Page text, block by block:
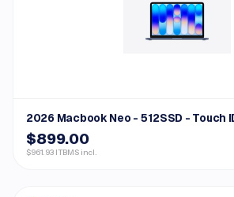
2026 Macbook Neo - 512SSD - Touch
$899.00
$961.93 ITBMS incl.